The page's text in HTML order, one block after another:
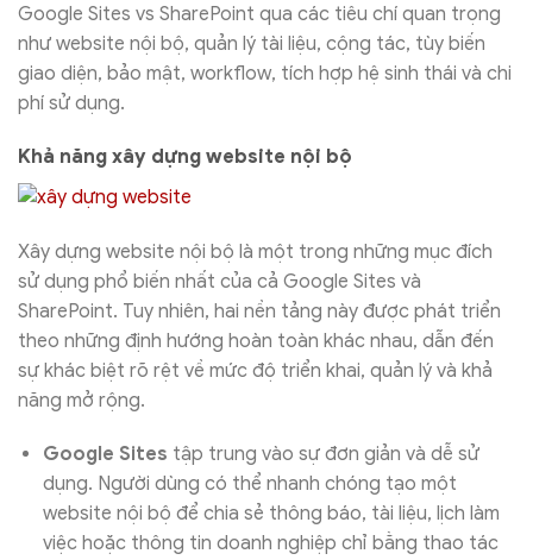
Google Sites vs SharePoint qua các tiêu chí quan trọng
như website nội bộ, quản lý tài liệu, cộng tác, tùy biến
giao diện, bảo mật, workflow, tích hợp hệ sinh thái và chi
phí sử dụng.
Khả năng xây dựng website nội bộ
Xây dựng website nội bộ là một trong những mục đích
sử dụng phổ biến nhất của cả Google Sites và
SharePoint. Tuy nhiên, hai nền tảng này được phát triển
theo những định hướng hoàn toàn khác nhau, dẫn đến
sự khác biệt rõ rệt về mức độ triển khai, quản lý và khả
năng mở rộng.
Google Sites tập trung vào sự đơn giản và dễ sử
dụng. Người dùng có thể nhanh chóng tạo một
website nội bộ để chia sẻ thông báo, tài liệu, lịch làm
việc hoặc thông tin doanh nghiệp chỉ bằng thao tác